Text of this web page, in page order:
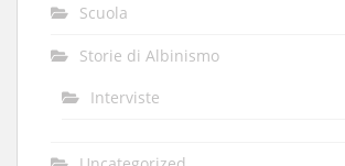
Scuola
Storie di Albinismo
Interviste